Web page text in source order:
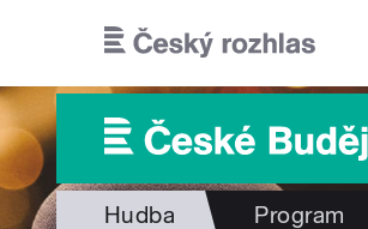
Hudba Program